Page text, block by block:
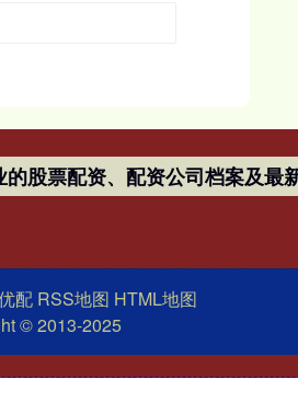
的股票配资、配资公司档案及最
配 RSS地图 HTML地图
© 2013-2025